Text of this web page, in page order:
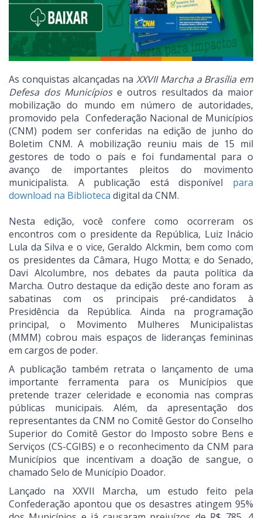
As conquistas alcançadas na XXVII Marcha a Brasília em
Defesa dos Municípiose outros resultados da maior
mobilização do mundo em número de autoridades,
promovido pela Confederação Nacional de Municípios
(CNM) podem ser conferidas na edição de junho do
Boletim CNM. A mobilização reuniu mais de 15 mil
gestores de todo o país e foi fundamental para o
avanço de importantes pleitos do movimento
municipalista. A publicação está disponível para
download na Biblioteca digital da CNM.
Nesta edição, você confere como ocorreram os
encontros com o presidente da República, Luiz Inácio
Lula da Silva e o vice, Geraldo Alckmin, bem como com
os presidentes da Câmara, Hugo Motta; e do Senado,
Davi Alcolumbre, nos debates da pauta política da
Marcha. Outro destaque da edição deste ano foram as
sabatinas com os principais pré-candidatos à
Presidência da República. Ainda na programação
principal, o Movimento Mulheres Municipalistas
(MMM) cobrou mais espaços de lideranças femininas
em cargos de poder.
A publicação também retrata o lançamento de uma
importante ferramenta para os Municípios que
pretende trazer celeridade e economia nas compras
públicas municipais. Além, da apresentação dos
representantes da CNM no Comitê Gestor do Conselho
Superior do Comitê Gestor do Imposto sobre Bens e
Serviços (CS-CGIBS) e o reconhecimento da CNM para
Municípios que incentivam a doação de sangue, o
chamado Selo de Município Doador.
Lançado na XXVII Marcha, um estudo feito pela
Confederação apontou que os desastres atingem 95%